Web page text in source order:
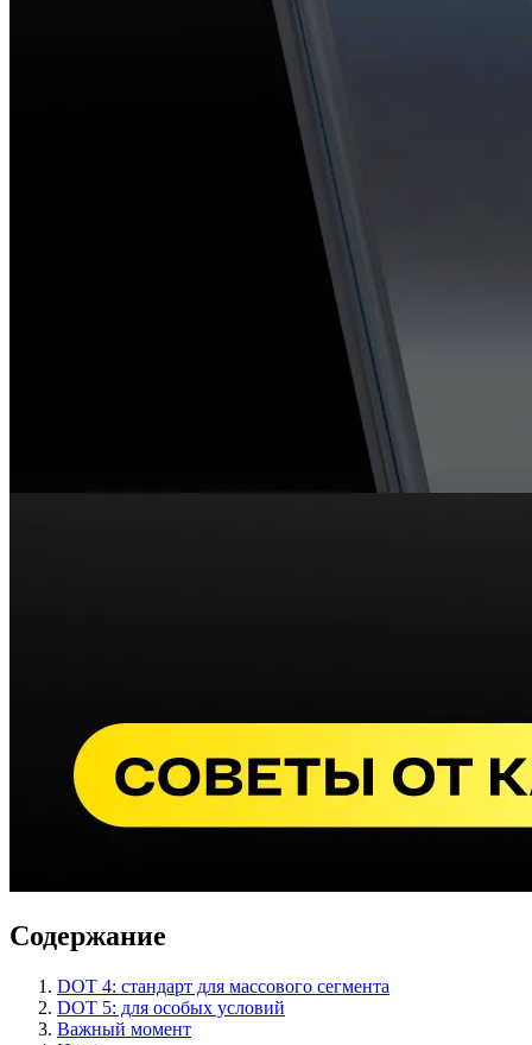
Содержание
DOT 4: стандарт для массового сегмента
DOT 5: для особых условий
Важный момент